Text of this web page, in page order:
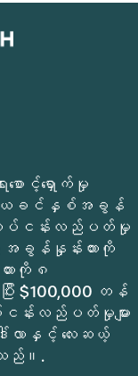
စောင့်ရှောက်မှု
ည် ယခင်နှစ်အခွန်
လုပ်ငန်းလည်ပတ်မှု
ခွန်နှုန်းထားကို
းကို ၈
$100,000 တန်
းလည်ပတ်မှုများ
လာနှင့် လေးဆယ့်
ည်။.